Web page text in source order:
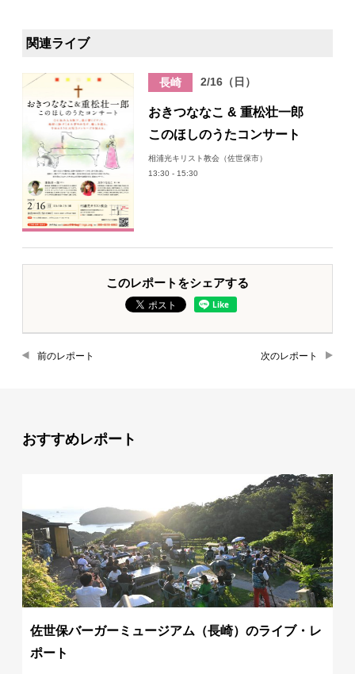
関連ライブ
長崎 2/16（日）
おきつななこ & 重松壮一郎
このほしのうたコンサート
相浦光キリスト教会（佐世保市）
13:30 - 15:30
このレポートをシェアする
前のレポート 次のレポート
おすすめレポート
佐世保バーガーミュージアム（長崎）のライブ・レ
ポート